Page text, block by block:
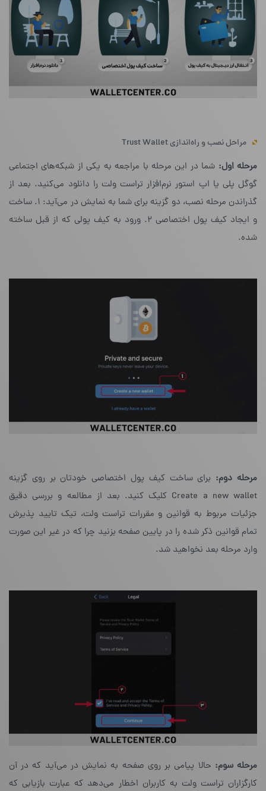
مراحل نصب و راه‌اندازی Trust Wallet
مرحله اول: شما در این مرحله با مراجعه به یکی از شبکه‌های اجتماعی
گوگل پلی یا اپ استور نرم‌افزار تراست ولت را دانلود می‌کنید. بعد از
گذراندن مرحله‌ نصب، دو گزینه برای شما به نمایش در می‌آید: ۱. ساخت
و ایجاد کیف پول اختصاصی ۲. ورود به کیف پولی که از قبل ساخته
شده.
مرحله دوم: برای ساخت کیف پول اختصاصی خودتان بر روی گزینه‌
Create a new wallet کلیک کنید. بعد از مطالعه و بررسی دقیق
جزئیات مربوط به قوانین و مقررات تراست ولت، تیک تایید پذیرش
تمام قوانین ذکر شده را در پایین صفحه بزنید چرا که در غیر این صورت
وارد مرحله‌ بعد نخواهید شد.
مرحله سوم: حالا پیامی بر روی صفحه به نمایش در می‌آید که در آن
کارگزاران تراست ولت به کاربران اخطار می‌دهد که عبارت بازیابی که